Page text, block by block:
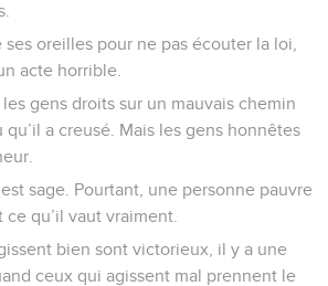
ses oreilles pour ne pas écouter la loi,
acte horrible.
gens droits sur un mauvais chemin
a creusé. Mais les gens honnêtes
sage. Pourtant, une personne pauvre
qu’il vaut vraiment.
bien sont victorieux, il y a une
ceux qui agissent mal prennent le